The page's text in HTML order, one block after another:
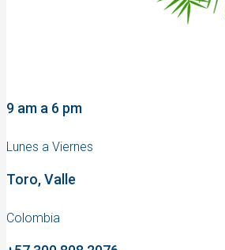
9 am a 6 pm
Lunes a Viernes
Toro, Valle
Colombia